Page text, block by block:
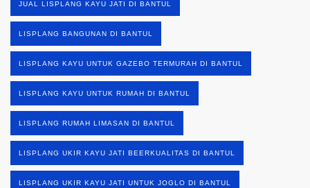
JUAL LISPLANG KAYU JATI DI BANTUL
LISPLANG BANGUNAN DI BANTUL
LISPLANG KAYU UNTUK GAZEBO TERMURAH DI BANTUL
LISPLANG KAYU UNTUK RUMAH DI BANTUL
LISPLANG RUMAH LIMASAN DI BANTUL
LISPLANG UKIR KAYU JATI BEERKUALITAS DI BANTUL
LISPLANG UKIR KAYU JATI UNTUK JOGLO DI BANTUL